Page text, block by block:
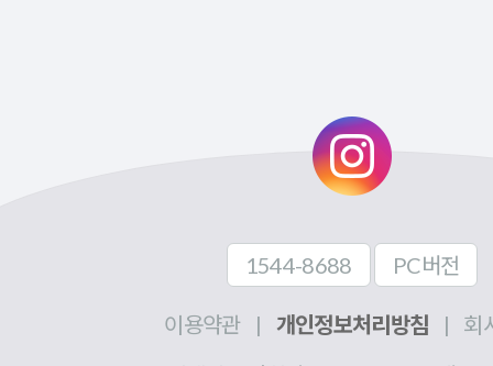
1544-8688 PC버전
이용약관 | 개인정보처리방침 |
회